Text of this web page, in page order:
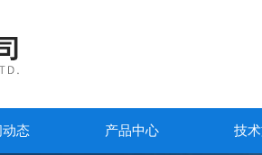
动态 产品中心 技